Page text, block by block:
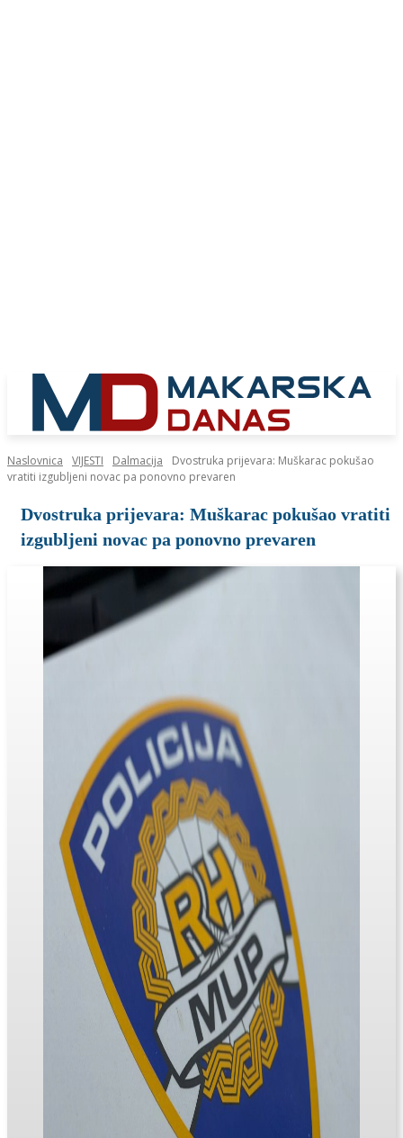
Naslovnica VIJESTI Dalmacija
Dvostruka prijevara: Muškarac pokušao
vratiti izgubljeni novac pa ponovno prevaren
Dvostruka prijevara: Muškarac pokušao vratiti
izgubljeni novac pa ponovno prevaren